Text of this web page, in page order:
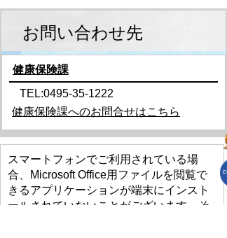
お問い合わせ先
健康保険課
TEL:0495-35-1222
健康保険課へのお問合せはこちら
スマートフォンでご利用されている場
合、Microsoft Office用ファイルを閲覧で
きるアプリケーションが端末にインスト
ールされていないことがございます。そ